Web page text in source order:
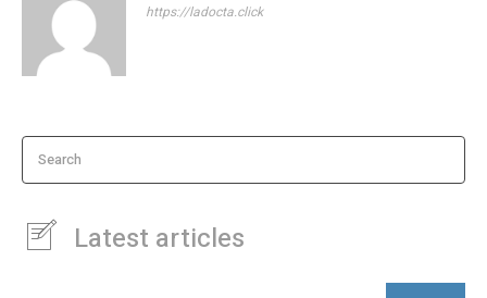
https://ladocta.click
Search
Latest articles